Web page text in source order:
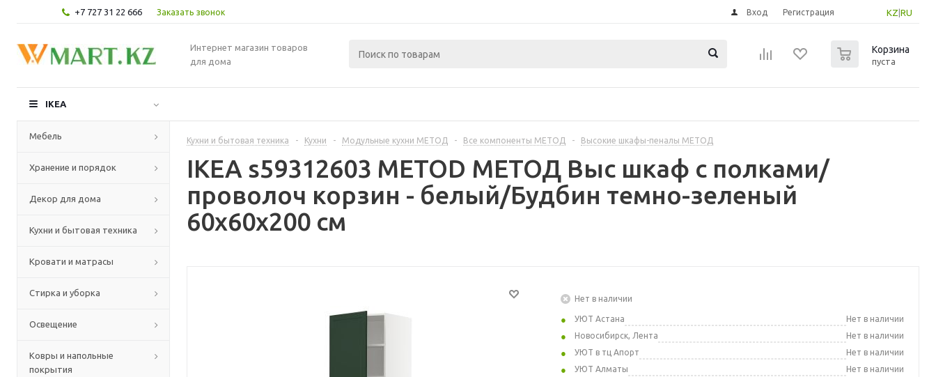
+7 727 31 22 666 Заказать звонок KZ RU
Вход Регистрация
Интернет магазин товаров
для дома
Корзина
пуста
IKEA
Мебель
Хранение и порядок
Декор для дома
Кухни и бытовая техника
Кровати и матрасы
Стирка и уборка
Освещение
Ковры и напольные
покрытия
Кухни и бытовая техника - Кухни - Модульные кухни МЕТОД - Все компоненты МЕТОД - Высокие шкафы-пеналы МЕТОД
IKEA s59312603 METOD МЕТОД Выс шкаф с полками/
проволоч корзин - белый/Будбин темно-зеленый
60x60x200 см
Нет в наличии
УЮТ Астана
Нет в наличии
Новосибирск, Лента
Нет в наличии
УЮТ в тц Апорт
Нет в наличии
УЮТ Алматы
Нет в наличии